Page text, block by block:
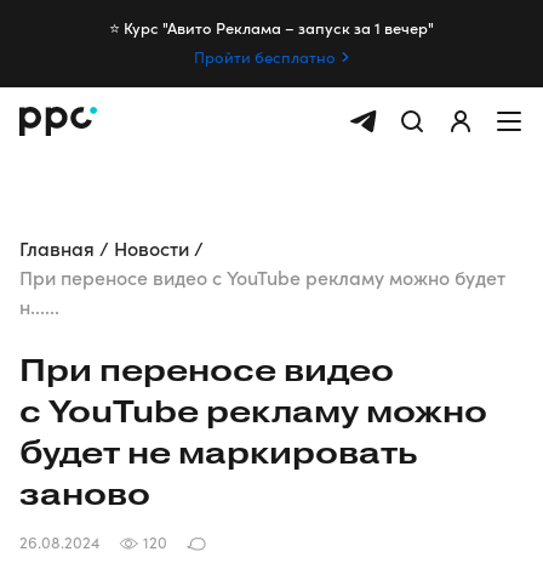
⭐️ Курс "Авито Реклама – запуск за 1 вечер"
Пройти бесплатно
Главная
Новости
При переносе видео с YouTube рекламу можно будет
н......
При переносе видео
с YouTube рекламу можно
будет не маркировать
заново
26.08.2024 120